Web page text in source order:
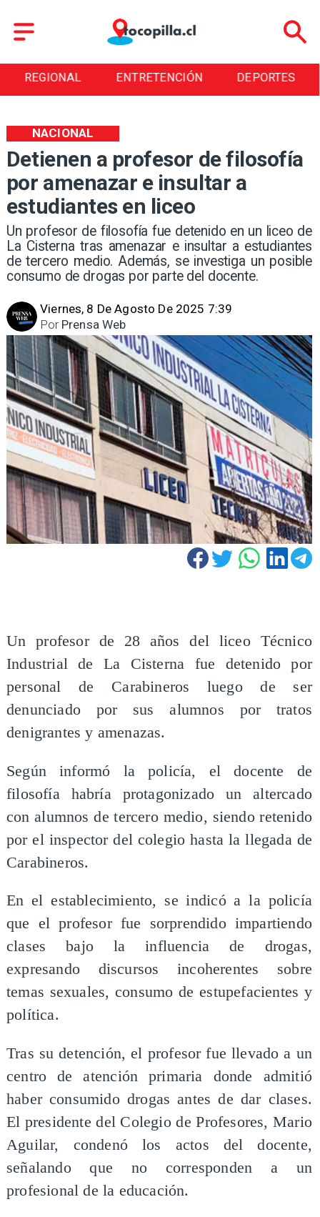
REGIONAL ENTRETENCIÓN DEPORTES
Detienen a profesor de filosofía
por amenazar e insultar a
estudiantes en liceo
Un profesor de filosofía fue detenido en un liceo de
La Cisterna tras amenazar e insultar a estudiantes
de tercero medio. Además, se investiga un posible
consumo de drogas por parte del docente.
NACIONAL
Viernes, 8 De Agosto De 2025 7:39
Prensa Web
Por
Un profesor de 28 años del liceo Técnico
Industrial de La Cisterna fue detenido por
personal de Carabineros luego de ser
denunciado por sus alumnos por tratos
denigrantes y amenazas.
Según informó la policía, el docente de
filosofía habría protagonizado un altercado
con alumnos de tercero medio, siendo retenido
por el inspector del colegio hasta la llegada de
Carabineros.
En el establecimiento, se indicó a la policía
que el profesor fue sorprendido impartiendo
clases bajo la influencia de drogas,
expresando discursos incoherentes sobre
temas sexuales, consumo de estupefacientes y
política.
Tras su detención, el profesor fue llevado a un
centro de atención primaria donde admitió
haber consumido drogas antes de dar clases.
El presidente del Colegio de Profesores, Mario
Aguilar, condenó los actos del docente,
señalando que no corresponden a un
profesional de la educación.